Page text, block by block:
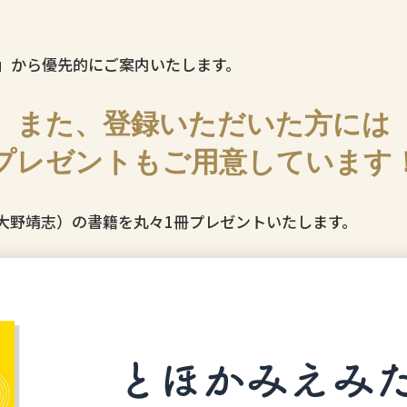
ら優先的にご案内いたします。
また、登録いただいた方には
レゼントもご用意しています
靖志）の書籍を丸々1冊プレゼントいたします。